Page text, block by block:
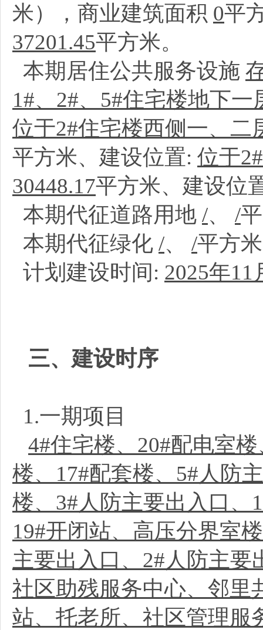
米），商业建筑面积 0平
37201.45平方米。
本期居住公共服务设施
1#、2#、5#住宅楼地下一
位于2#住宅楼西侧一、二
平方米、建设位置: 位于
30448.17平方米、建设位
本期代征道路用地 /、 /
本期代征绿化 /、 /平方
计划建设时间: 2025年11
三、建设时序
1.一期项目
4#住宅楼、20#配电室
楼、17#配套楼、5#人防
楼、3#人防主要出入口、
19#开闭站、高压分界室
主要出入口、2#人防主要
社区助残服务中心、邻里
站、托老所、社区管理服